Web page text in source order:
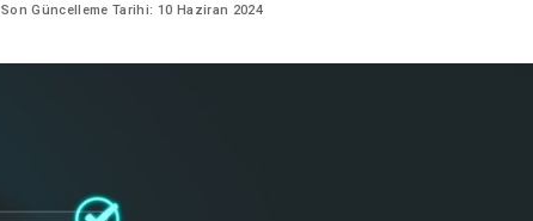
Son Güncelleme Tarihi: 10 Haziran 2024